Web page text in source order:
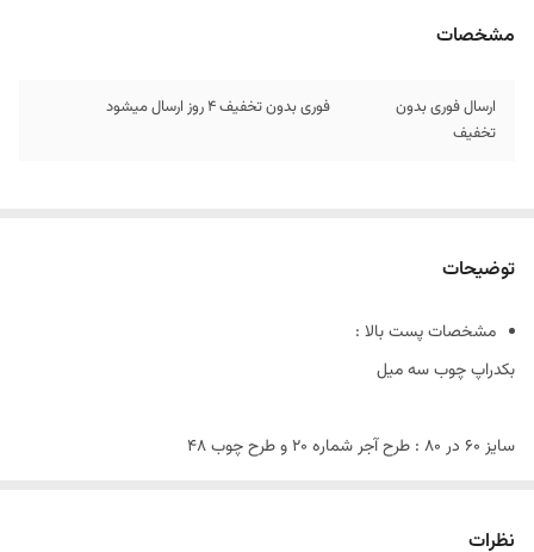
مشخصات
ارسال فوری بدون
تخفیف
فوری بدون تخفیف 4 روز ارسال میشود
توضیحات
مشخصات پست بالا :
بکدراپ چوب سه میل
سایز ۶٠ در ٨٠ : طرح آجر شماره 20 و طرح چوب 48
نظرات